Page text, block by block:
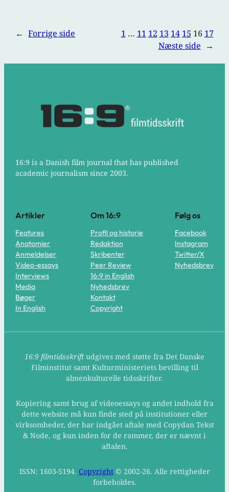
← Forrige side 1 … 11 12 13 14 15 16 17
Næste side →
16:9 is a Danish film journal that has published
academic journalism since 2003.
Artikler
Features
Anatomier
Anmeldelser
Video-essays
Interviews
Media
Bøger
In English
Om 16:9
Profil og historie
Redaktion
Skribenter
Peer Review
16:9 in English
Nyhedsbrev
Kontakt
Copyright
Følg os
Facebook
Instagram
Twitter/X
Nyhedsbrev
16:9 filmtidsskrift udgives med støtte fra Det Danske
Filminstitut samt Kulturministeriets bevilling til
almenkulturelle tidsskrifter.
Kopiering samt brug af videoessays og andet indhold fra
dette website må kun finde sted på institutioner eller
virksomheder, der har indgået aftale med Copydan Tekst
& Node, og kun inden for de rammer, der er nævnt i
aftalen.
ISSN: 1603-5194. Copyright© 2002-26. Alle rettigheder
forbeholdes.